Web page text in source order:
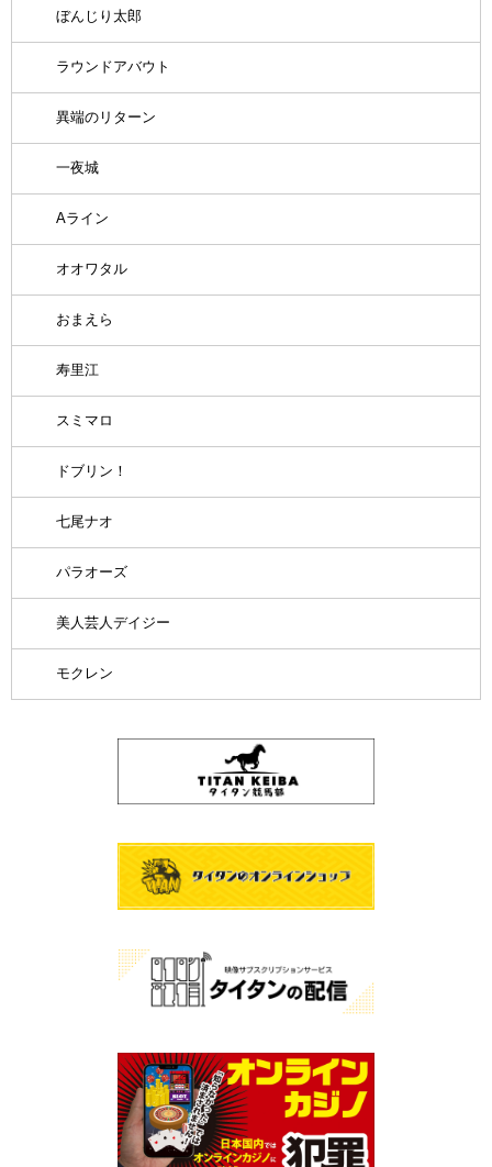
ぼんじり太郎
ラウンドアバウト
異端のリターン
一夜城
Aライン
オオワタル
おまえら
寿里江
スミマロ
ドブリン！
七尾ナオ
パラオーズ
美人芸人デイジー
モクレン